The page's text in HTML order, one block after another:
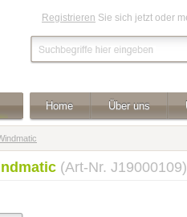
Registrieren Sie sich jetzt oder
Home Über uns
(Art-Nr. J19000109)